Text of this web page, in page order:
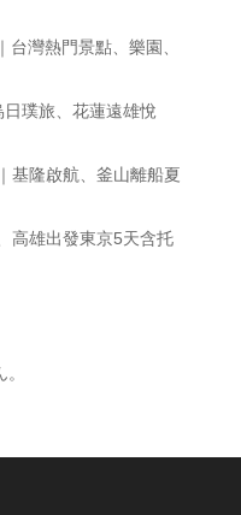
灣熱門景點、樂園、
璞旅、花蓮遠雄悅
基隆啟航、釜山離船夏
高雄出發東京5天含托